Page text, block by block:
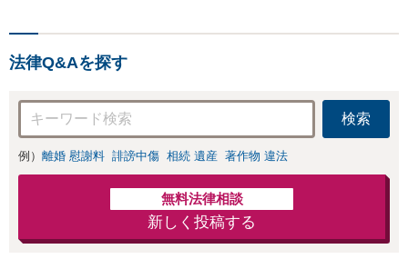
法律Q&Aを探す
検索
例） 離婚 慰謝料 誹謗中傷 相続 遺産 著作物 違法
無料法律相談
新しく投稿する